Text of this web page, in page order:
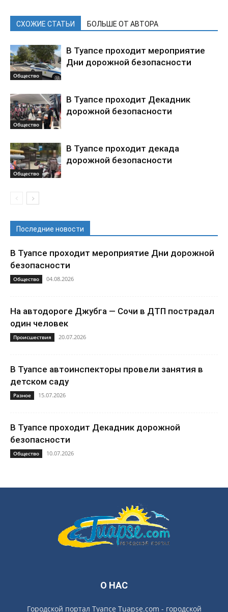
СХОЖИЕ СТАТЬИ БОЛЬШЕ ОТ АВТОРА
Общество
В Туапсе проходит мероприятие
Дни дорожной безопасности
Общество
В Туапсе проходит Декадник
дорожной безопасности
Общество
В Туапсе проходит декада
дорожной безопасности
Последние новости
В Туапсе проходит мероприятие Дни дорожной
безопасности
Общество 04.08.2026
На автодороге Джубга — Сочи в ДТП пострадал
один человек
Происшествия 20.07.2026
В Туапсе автоинспекторы провели занятия в
детском саду
Разное 15.07.2026
В Туапсе проходит Декадник дорожной
безопасности
Общество 10.07.2026
О НАС
Городской портал Туапсе Tuapse.com - городской